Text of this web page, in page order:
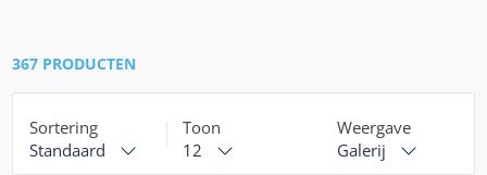
367 PRODUCTEN
Sortering
Standaard
Toon
12
Weergave
Galerij